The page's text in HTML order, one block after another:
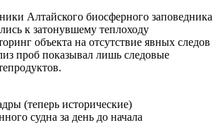
Алтайского биосферного заповедника
к затонувшему теплоходу
объекта на отсутствие явных следов
проб показывал лишь следовые
(теперь исторические)
судна за день до начала